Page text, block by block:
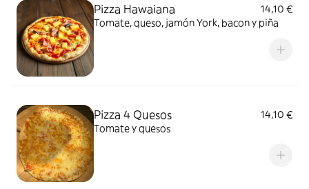
Pizza Hawaiana
14,10 €
Tomate, queso, jamón York, bacon y piña
Pizza 4 Quesos
14,10 €
Tomate y quesos